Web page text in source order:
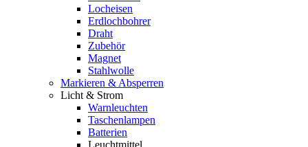
Locheisen
Erdlochbohrer
Draht
Zubehör
Magnet
Stahlwolle
Markieren & Absperren
Licht & Strom
Warnleuchten
Taschenlampen
Batterien
Leuchtmittel